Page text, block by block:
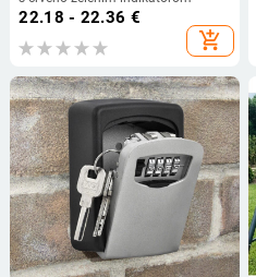
22.18 - 22.36 €
add_shopping_cart